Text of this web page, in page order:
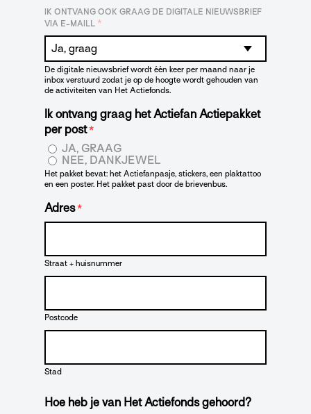
IK ONTVANG OOK GRAAG DE DIGITALE NIEUWSBRIEF
VIA E-MAILL *
De digitale nieuwsbrief wordt één keer per maand naar je
inbox verstuurd zodat je op de hoogte wordt gehouden van
de activiteiten van Het Actiefonds.
Ik ontvang graag het Actiefan Actiepakket
per post *
JA, GRAAG
NEE, DANKJEWEL
Het pakket bevat: het Actiefanpasje, stickers, een plaktattoo
en een poster. Het pakket past door de brievenbus.
Adres *
Straat + huisnummer
Postcode
Stad
Hoe heb je van Het Actiefonds gehoord?